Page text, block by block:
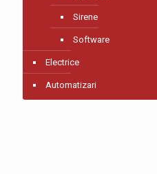
Sirene
Software
Electrice
Automatizari